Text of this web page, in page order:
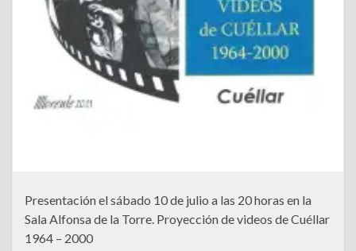
Presentación el sábado 10 de julio a las 20 horas en la
Sala Alfonsa de la Torre. Proyección de videos de Cuéllar
1964 – 2000